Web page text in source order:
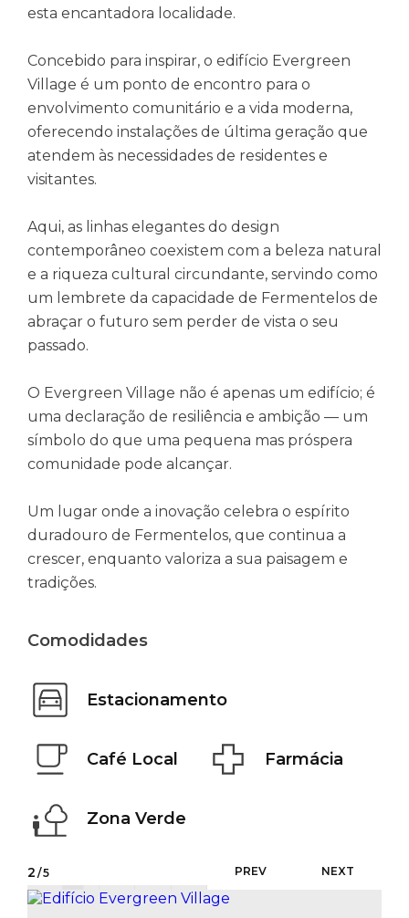
esta encantadora localidade.
Concebido para inspirar, o edifício Evergreen
Village é um ponto de encontro para o
envolvimento comunitário e a vida moderna,
oferecendo instalações de última geração que
atendem às necessidades de residentes e
visitantes.
Aqui, as linhas elegantes do design
contemporâneo coexistem com a beleza natural
e a riqueza cultural circundante, servindo como
um lembrete da capacidade de Fermentelos de
abraçar o futuro sem perder de vista o seu
passado.
O Evergreen Village não é apenas um edifício; é
uma declaração de resiliência e ambição — um
símbolo do que uma pequena mas próspera
comunidade pode alcançar.
Um lugar onde a inovação celebra o espírito
duradouro de Fermentelos, que continua a
crescer, enquanto valoriza a sua paisagem e
tradições.
Comodidades
Estacionamento
Café Local Farmácia
Zona Verde
2 /5 PREV NEXT